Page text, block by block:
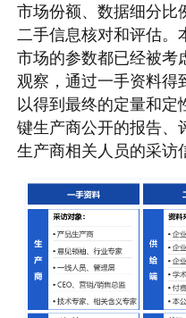
市场份额、数据细分比
二手信息核对和评估。
市场的参数都已经被考
观察，通过一手资料得
以得到最终的定量和定
键生产商公开的报告、
生产商相关人员的采访